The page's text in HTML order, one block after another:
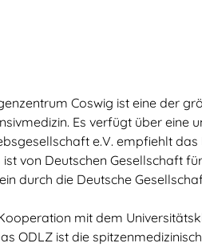
Coswig ist eine der
Es verfügt über eine
e.V. empfiehlt
von Deutschen Gesellschaft
durch die Deutsche
mit dem
ODLZ ist die